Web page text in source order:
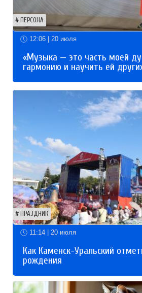
ПЕРСОНА
12:06 | 20 июля
«Музыка — это часть моей
гармонию и научить ей
ПРАЗДНИК
11:14 | 20 июля
Как Каменск-Уральский
рождения